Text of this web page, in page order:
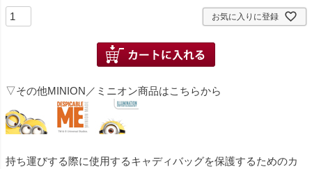
お気に入りに登録
▽その他MINION／ミニオン商品はこちらから
持ち運びする際に使用するキャディバッグを保護するためのカ